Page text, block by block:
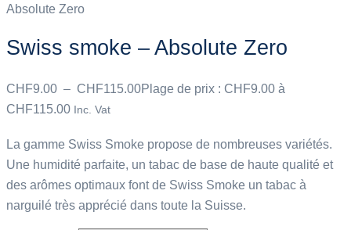
Absolute Zero
Swiss smoke – Absolute Zero
CHF9.00 – CHF115.00Plage de prix : CHF9.00 à
CHF115.00 Inc. Vat
La gamme Swiss Smoke propose de nombreuses variétés.
Une humidité parfaite, un tabac de base de haute qualité et
des arômes optimaux font de Swiss Smoke un tabac à
narguilé très apprécié dans toute la Suisse.